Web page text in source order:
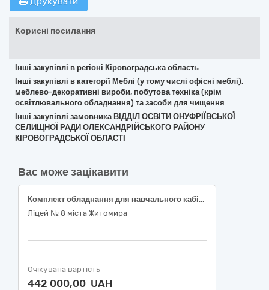
Корисні посилання
Інші закупівлі в регіоні Кіровоградська область
Інші закупівлі в категорії Меблі (у тому числі офісні меблі),
меблево-декоративні вироби, побутова техніка (крім
освітлювального обладнання) та засоби для чищення
Інші закупівлі замовника ВІДДІЛ ОСВІТИ ОНУФРІЇВСЬКОЇ
СЕЛИЩНОЇ РАДИ ОЛЕКСАНДРІЙСЬКОГО РАЙОНУ
КІРОВОГРАДСЬКОЇ ОБЛАСТІ
Вас може зацікавити
Комплект обладнання для навчального кабінету фізики (ДК 021:2015:39160000-1 Шкільні меблі)
Ліцей № 8 міста Житомира
Очікувана вартість
442 000,00 UAH